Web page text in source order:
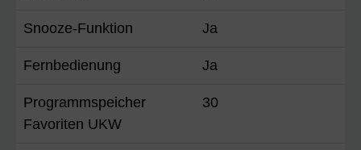
Snooze-Funktion Ja
Fernbedienung Ja
Programmspeicher
Favoriten UKW
30